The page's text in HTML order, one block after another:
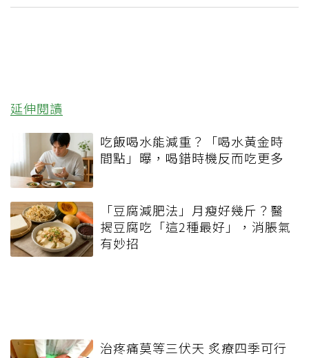
延伸閱讀
吃飯喝水能減重？「喝水黃金時
間點」曝，喝錯時機反而吃更多
「豆腐減肥法」月瘦好幾斤？醫
揭豆腐吃「這2種最好」，消脹氣
有妙招
治疼痛莫等三伏天 炙療四季可行